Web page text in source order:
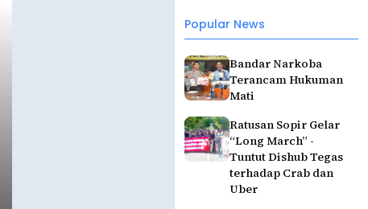
Popular News
Bandar Narkoba
Terancam Hukuman
Mati
Ratusan Sopir Gelar
“Long March” -
Tuntut Dishub Tegas
terhadap Crab dan
Uber